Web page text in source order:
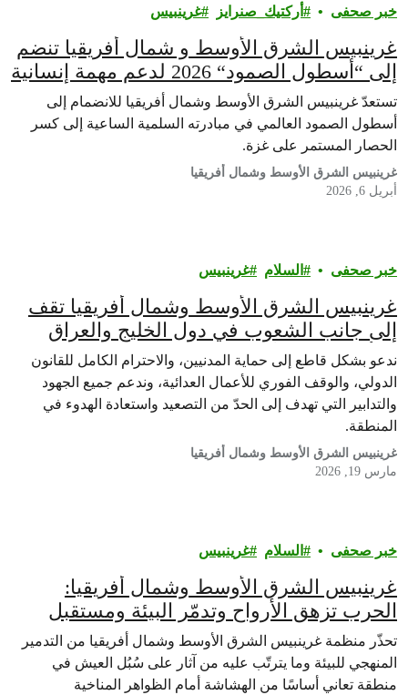
خبر صحفى أركتيك_صنرايز غرينبيس‎
غرينبيس الشرق الأوسط و شمال أفريقيا تنضم
إلى “أسطول الصمود“ 2026 لدعم مهمة إنسانية
و كسر حصار غزة
تستعدّ غرينبيس الشرق الأوسط وشمال أفريقيا للانضمام إلى
أسطول الصمود العالمي في مبادرته السلمية الساعية إلى كسر
الحصار المستمر على غزة.
غرينبيس الشرق الأوسط وشمال أفريقيا
أبريل 6, 2026
خبر صحفى السلام غرينبيس‎
غرينبيس الشرق الأوسط وشمال أفريقيا تقف
إلى جانب الشعوب في دول الخليج والعراق
والأردن في ظلّ الاعتداءات المستمرّة
ندعو بشكل قاطع إلى حماية المدنيين، والاحترام الكامل للقانون
الدولي، والوقف الفوري للأعمال العدائية، وندعم جميع الجهود
والتدابير التي تهدف إلى الحدّ من التصعيد واستعادة الهدوء في
المنطقة.
غرينبيس الشرق الأوسط وشمال أفريقيا
مارس 19, 2026
خبر صحفى السلام غرينبيس‎
غرينبيس الشرق الأوسط وشمال أفريقيا:
الحرب تزهق الأرواح وتدمّر البيئة ومستقبل
منطقتنا المستدام
تحذّر منظمة غرينبيس الشرق الأوسط وشمال أفريقيا من التدمير
المنهجي للبيئة وما يترتّب عليه من آثار على سُبُل العيش في
منطقة تعاني أساسًا من الهشاشة أمام الظواهر المناخية